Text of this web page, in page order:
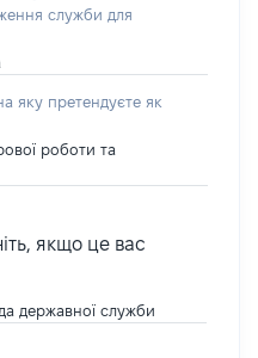
служби для
яку претендуєте як
роботи та
якщо це вас
державної служби